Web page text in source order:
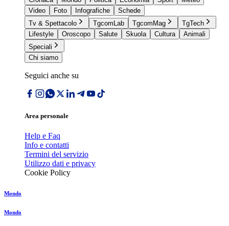
Video
Foto Infografiche
Schede
Tv & Spettacolo
TgcomLab TgcomMag
TgTech
Lifestyle
Oroscopo Salute Skuola Cultura
Animali
Speciali
Chi siamo
Seguici anche su
Area personale
Help e Faq
Info e contatti
Termini del servizio
Utilizzo dati e privacy
Cookie Policy
Mondo
Mondo